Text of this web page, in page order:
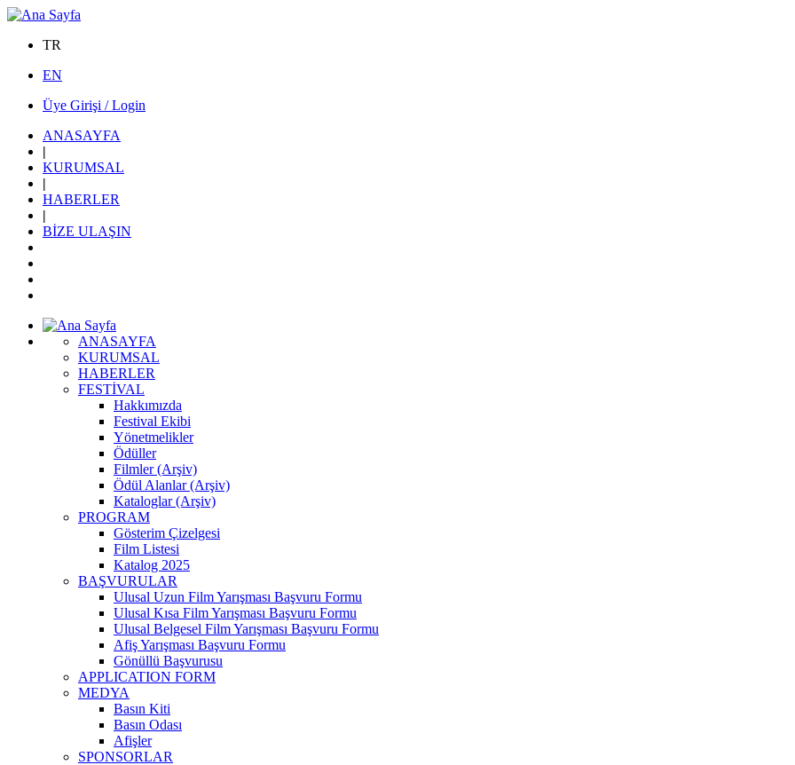
TR
EN
Üye Girişi / Login
ANASAYFA
|
KURUMSAL
|
HABERLER
|
BİZE ULAŞIN
ANASAYFA
KURUMSAL
HABERLER
FESTİVAL
Hakkımızda
Festival Ekibi
Yönetmelikler
Ödüller
Filmler (Arşiv)
Ödül Alanlar (Arşiv)
Kataloglar (Arşiv)
PROGRAM
Gösterim Çizelgesi
Film Listesi
Katalog 2025
BAŞVURULAR
Ulusal Uzun Film Yarışması Başvuru Formu
Ulusal Kısa Film Yarışması Başvuru Formu
Ulusal Belgesel Film Yarışması Başvuru Formu
Afiş Yarışması Başvuru Formu
Gönüllü Başvurusu
APPLICATION FORM
MEDYA
Basın Kiti
Basın Odası
Afişler
SPONSORLAR